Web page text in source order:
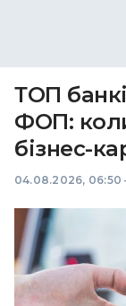
ТОП
ФОП:
бізнес-
04.08.2026, 06:50